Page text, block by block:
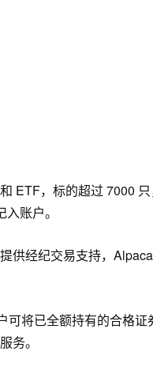
ETF，标的超过 7000
入账户。
供经纪交易支持，
可将已全额持有的合格
务。